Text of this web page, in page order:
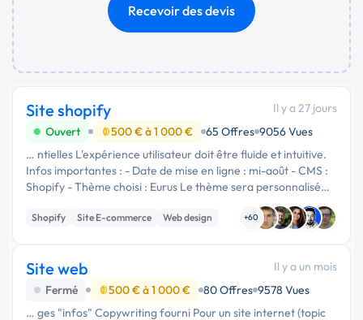
Recevoir des devis
Site shopify
Il y a 27 jours
Ouvert
500 € à 1 000 € 65 Offres 9056 Vues
… ntielles L'expérience utilisateur doit être fluide et intuitive.
Infos importantes : - Date de mise en ligne : mi-août - CMS :
Shopify - Thème choisi : Eurus Le thème sera personnalisé
afin de respecter entièrement l'identité de la …
Shopify Site E-commerce Web design +60
Site web
Il y a un mois
Fermé
500 € à 1 000 € 80 Offres 9578 Vues
… ges "infos" Copywriting fourni Pour un site internet (topic